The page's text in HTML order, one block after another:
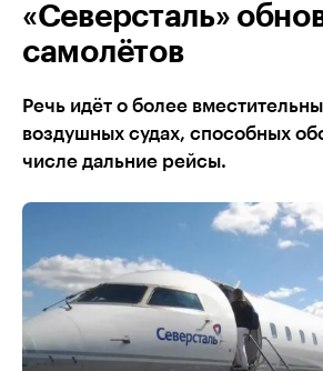
«Северсталь»
самолётов
Речь идёт о более
воздушных судах, способных
числе дальние рейсы.